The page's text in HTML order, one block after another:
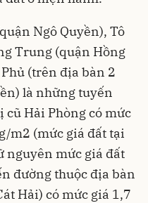
Ngô Quyền), Tô
Trung (quận Hồng
(trên địa bàn 2
là những tuyến
Hải Phòng có mức
m2 (mức giá đất tại
nguyên mức giá đất
đường thuộc địa bàn
Hải) có mức giá 1,7